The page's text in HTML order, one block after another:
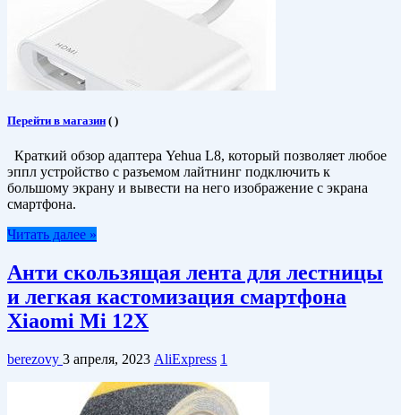
Перейти в магазин ( )
Краткий обзор адаптера Yehua L8, который позволяет любое
эппл устройство с разъемом лайтнинг подключить к
большому экрану и вывести на него изображение с экрана
смартфона.
Читать далее »
Анти скользящая лента для лестницы
и легкая кастомизация смартфона
Xiaomi Mi 12X
berezovy 3 апреля, 2023 AliExpress 1